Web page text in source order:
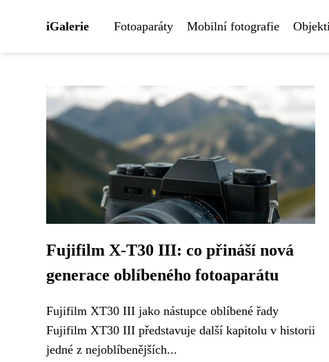
iGalerie Fotoaparáty Mobilní fotografie
Fujifilm X-T30 III: co přináší nová
generace oblíbeného fotoaparátu
Fujifilm XT30 III jako nástupce oblíbené řady
Fujifilm XT30 III představuje další kapitolu v historii
jedné z nejoblíbenějších...